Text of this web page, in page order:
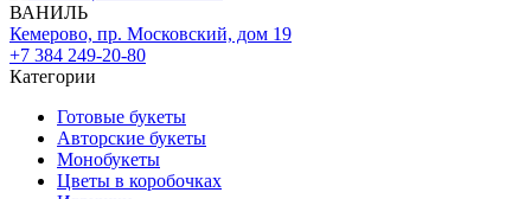
ВАНИЛЬ
Кемерово, пр. Московский, дом 19
+7 384 249-20-80
Категории
Готовые букеты
Авторские букеты
Монобукеты
Цветы в коробочках